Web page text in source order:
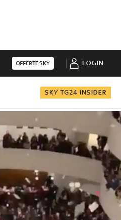
OFFERTE SKY LOGIN
SKY TG24 INSIDER